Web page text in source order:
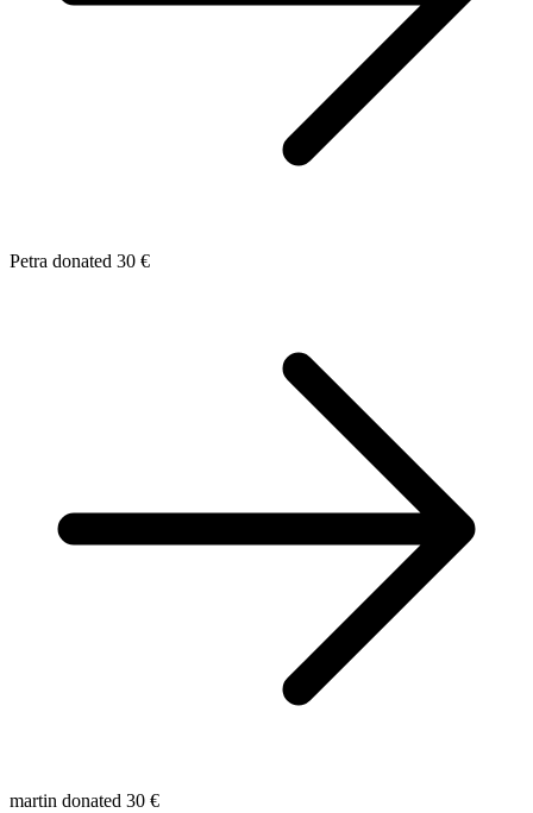
Petra donated 30 €
martin donated 30 €